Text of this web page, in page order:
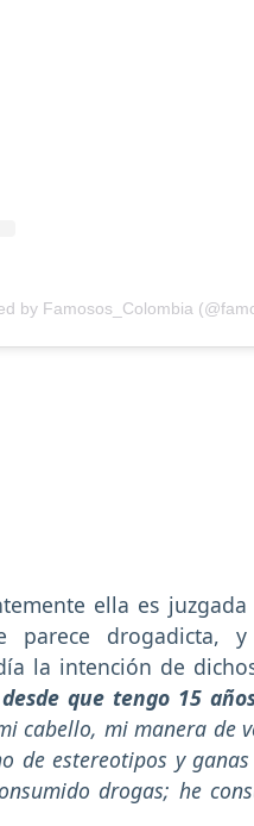
by Famosos_Colombia
ella es
parece drogadicta,
la intención de
que tengo 15
cabello, mi manera de
de estereotipos y
drogas; he